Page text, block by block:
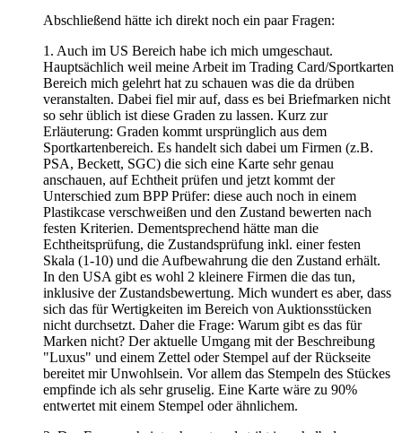
Abschließend hätte ich direkt noch ein paar Fragen:
1. Auch im US Bereich habe ich mich umgeschaut.
Hauptsächlich weil meine Arbeit im Trading Card/Sportkarten
Bereich mich gelehrt hat zu schauen was die da drüben
veranstalten. Dabei fiel mir auf, dass es bei Briefmarken nicht
so sehr üblich ist diese Graden zu lassen. Kurz zur
Erläuterung: Graden kommt ursprünglich aus dem
Sportkartenbereich. Es handelt sich dabei um Firmen (z.B.
PSA, Beckett, SGC) die sich eine Karte sehr genau
anschauen, auf Echtheit prüfen und jetzt kommt der
Unterschied zum BPP Prüfer: diese auch noch in einem
Plastikcase verschweißen und den Zustand bewerten nach
festen Kriterien. Dementsprechend hätte man die
Echtheitsprüfung, die Zustandsprüfung inkl. einer festen
Skala (1-10) und die Aufbewahrung die den Zustand erhält.
In den USA gibt es wohl 2 kleinere Firmen die das tun,
inklusive der Zustandsbewertung. Mich wundert es aber, dass
sich das für Wertigkeiten im Bereich von Auktionsstücken
nicht durchsetzt. Daher die Frage: Warum gibt es das für
Marken nicht? Der aktuelle Umgang mit der Beschreibung
"Luxus" und einem Zettel oder Stempel auf der Rückseite
bereitet mir Unwohlsein. Vor allem das Stempeln des Stückes
empfinde ich als sehr gruselig. Eine Karte wäre zu 90%
entwertet mit einem Stempel oder ähnlichem.